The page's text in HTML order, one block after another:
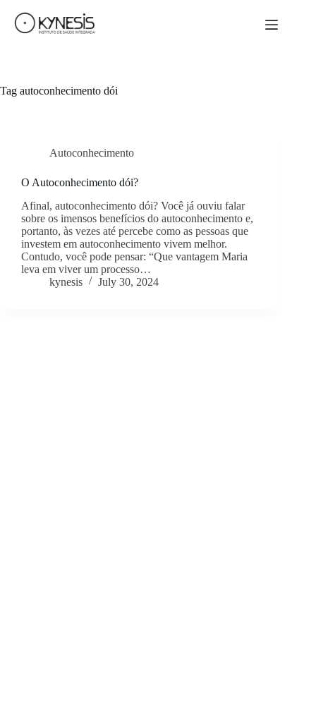
Tag autoconhecimento dói
Autoconhecimento
O Autoconhecimento dói?
Afinal, autoconhecimento dói? Você já ouviu falar
sobre os imensos benefícios do autoconhecimento e,
portanto, às vezes até percebe como as pessoas que
investem em autoconhecimento vivem melhor.
Contudo, você pode pensar: “Que vantagem Maria
leva em viver um processo…
kynesis
July 30, 2024